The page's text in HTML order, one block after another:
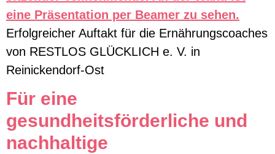
Erfolgreicher Auftakt für die Ernährungscoaches
von RESTLOS GLÜCKLICH e. V. in
Reinickendorf-Ost
Für eine
gesundheitsförderliche und
nachhaltige